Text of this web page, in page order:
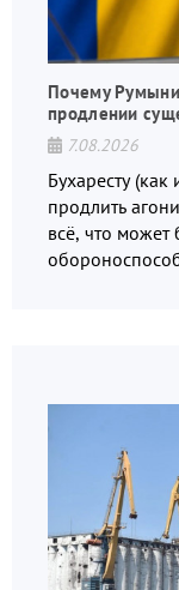
Почему
продлении
7.08.2026
Бухаресту
продлить
всё, что может